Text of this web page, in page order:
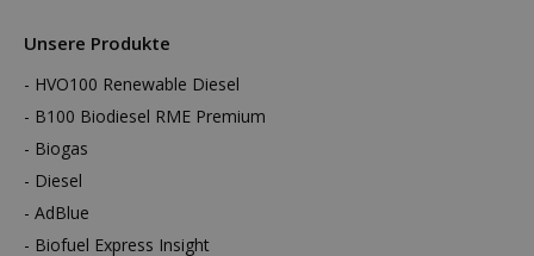
Unsere Produkte
HVO100 Renewable Diesel
B100 Biodiesel RME Premium
Biogas
Diesel
AdBlue
Biofuel Express Insight